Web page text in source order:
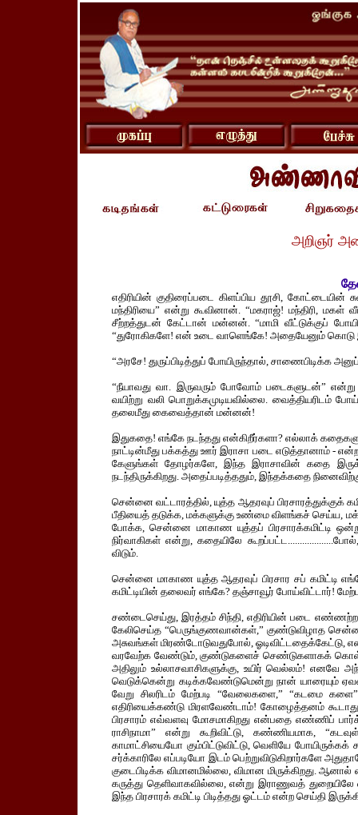
அறிஞர்
எதிரியின் குதிரைப்படை கிளப்பிய தூசி, கோட்டையின்
மந்திரியை” என்று கூவினான். “மகராஜ்! மந்திரி, மகள்
சீற்றத்துடன் கேட்டான் மன்னன். “மாமி வீட்டுக்குப்
“துரோகிகளே! என் உடை வாளெங்கே! அதையேனும்
“அரசே! துருப்பிடித்துப் போயிருந்தால், சாணைபிடிக்க
“நீயாவது வா. இருவரும் போவோம் படைகளுடன்”
வயிற்று வலி பொறுக்கமுடியவில்லை. வைத்தியரிடம்
தலைமீது கைவைத்தான் மன்னன்!
இதுகதை! எங்கே நடந்தது என்கிறீர்களா? எல்லாக்
நாட்டின்மீது பக்கத்து ஊர் இராசா படை எடுத்தானாம் -
கேளுங்கள் தோழர்களே, இந்த இராசாவின் கதை
நடந்திருக்கிறது. அதைப்படித்ததும், இந்தக்கதை
சென்னை வட்டாரத்தில், யுத்த ஆதரவுப் பிரசாரத்துக்குக்
பீதியைத் தடுக்க, மக்களுக்கு உண்மை விளங்கச் செய்ய,
போக்க, சென்னை மாகாண யுத்தப் பிரசாரக்கமிட்டி
நிர்வாகிகள் என்று, கதையிலே
விடும்.
சென்னை மாகாண யுத்த ஆதரவுப் பிரசார சப் கமிட்டி
கமிட்டியின் தலைவர் எங்கே? தஞ்சாவூர் போய்விட்டார்!
சண்டைசெய்து, இரத்தம் சிந்தி, எதிரியின் படை
கேலிசெய்த “பெருங்குணவான்கள்,” குண்டுவிழாத
அசுவங்கள் மிரண்டோடுவதுபோல்,
வரவேற்க வேண்டும், குண்டுகளைச் செண்டுகளாகக்
அதிலும் உல்லாசவாசிகளுக்கு, உயிர் வெல்லம்! எனவே
வெடுக்கென்று கடிக்கவேண்டுமென்று நான் யாரையும்
வேறு சிலரிடம் மேற்படி “வேலைகளை,” “கடமை
எதிரியைக்கண்டு மிரளவேண்டாம்! கோழைத்தனம்
பிரசாரம் எவ்வளவு மோசமாகிறது என்பதை எண்ணிப்
ராசிநாமா” என்று கூறிவிட்டு, கண்ணியமாக,
காமாட்சியையோ கும்பிட்டுவிட்டு, வெளியே
சர்க்காரிலே எப்படியோ இடம் பெற்றுவிடுகிறார்களே
குடைபிடிக்க விமானமில்லை, விமான மிருக்கிறது.
கருத்து தெளிவாகவில்லை, என்று இராணுவத்
இந்த பிரசாரக் கமிட்டி பிடித்தது ஓட்டம் என்ற செய்தி